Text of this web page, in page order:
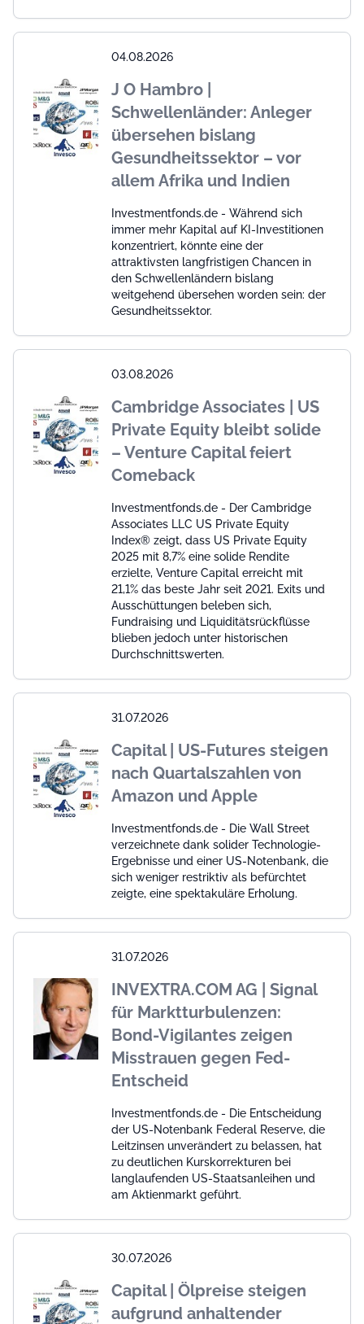
04.08.2026
J O Hambro |
Schwellenländer: Anleger
übersehen bislang
Gesundheitssektor – vor
allem Afrika und Indien
Investmentfonds.de - Während sich
immer mehr Kapital auf KI-Investitionen
konzentriert, könnte eine der
attraktivsten langfristigen Chancen in
den Schwellenländern bislang
weitgehend übersehen worden sein: der
Gesundheitssektor.
03.08.2026
Cambridge Associates | US
Private Equity bleibt solide
– Venture Capital feiert
Comeback
Investmentfonds.de - Der Cambridge
Associates LLC US Private Equity
Index® zeigt, dass US Private Equity
2025 mit 8,7% eine solide Rendite
erzielte, Venture Capital erreicht mit
21,1% das beste Jahr seit 2021. Exits und
Ausschüttungen beleben sich,
Fundraising und Liquiditätsrückflüsse
blieben jedoch unter historischen
Durchschnittswerten.
31.07.2026
Capital | US-Futures steigen
nach Quartalszahlen von
Amazon und Apple
Investmentfonds.de - Die Wall Street
verzeichnete dank solider Technologie-
Ergebnisse und einer US-Notenbank, die
sich weniger restriktiv als befürchtet
zeigte, eine spektakuläre Erholung.
31.07.2026
INVEXTRA.COM AG | Signal
für Marktturbulenzen:
Bond-Vigilantes zeigen
Misstrauen gegen Fed-
Entscheid
Investmentfonds.de - Die Entscheidung
der US-Notenbank Federal Reserve, die
Leitzinsen unverändert zu belassen, hat
zu deutlichen Kurskorrekturen bei
langlaufenden US-Staatsanleihen und
am Aktienmarkt geführt.
30.07.2026
Capital | Ölpreise steigen
aufgrund anhaltender